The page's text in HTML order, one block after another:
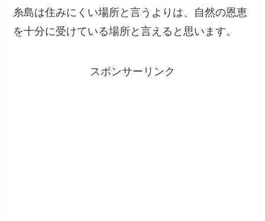
糸島は住みにくい場所と言うよりは、自然の恩恵
を十分に受けている場所と言えると思います。
スポンサーリンク